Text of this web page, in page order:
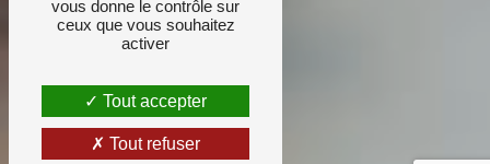
vous donne le contrôle sur
ceux que vous souhaitez
activer
Tout accepter
Tout refuser